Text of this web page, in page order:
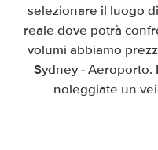
selezionare il luogo
reale dove potrà
volumi abbiamo
Sydney -
noleggiate un